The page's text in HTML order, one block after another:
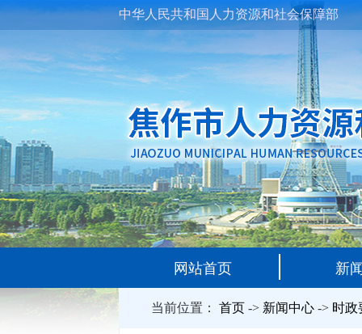
中华人民共和国人力资源和社会保障部
网站首页 新
当前位置： 首页-> 新闻中心-> 时政